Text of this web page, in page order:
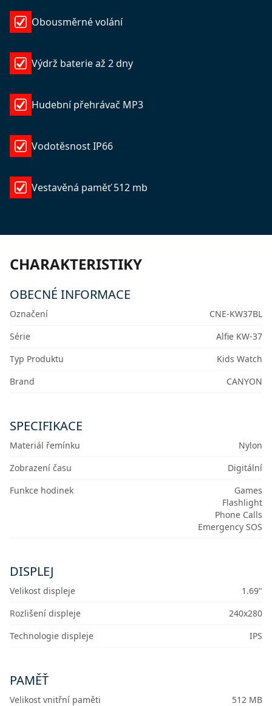
Obousměrné volání
Výdrž baterie až 2 dny
Hudební přehrávač MP3
Vodotěsnost IP66
Vestavěná paměť 512 mb
CHARAKTERISTIKY
OBECNÉ INFORMACE
Označení
CNE-KW37BL
Série
Alfie KW-37
Typ Produktu
Kids Watch
Brand
CANYON
SPECIFIKACE
Materiál řemínku
Nylon
Zobrazení času
Digitální
Funkce hodinek
Games
Flashlight
Phone Calls
Emergency SOS
DISPLEJ
Velikost displeje
1.69"
Rozlišení displeje
240x280
Technologie displeje
IPS
PAMĚŤ
Velikost vnitřní paměti 512 MB